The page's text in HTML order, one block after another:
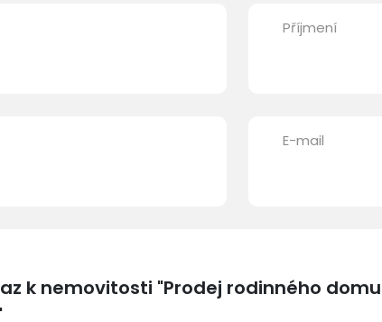
Příjmení
E-mail